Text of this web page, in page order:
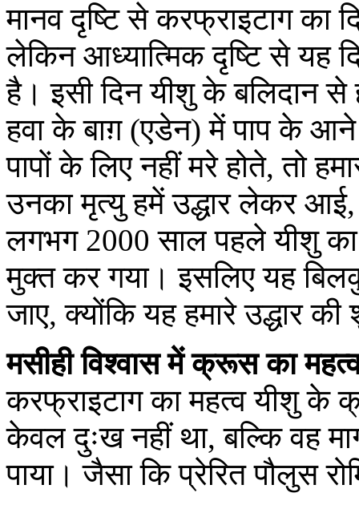
मानव दृष्टि से करफ्राइटाग का
लेकिन आध्यात्मिक दृष्टि से यह
है। इसी दिन यीशु के बलिदान से
हवा के बाग़ (एडेन) में पाप के
पापों के लिए नहीं मरे होते, तो
उनका मृत्यु हमें उद्धार लेकर
लगभग 2000 साल पहले यीशु
मुक्त कर गया। इसलिए यह
जाए, क्योंकि यह हमारे उद्धार
मसीही विश्वास में क्रूस का
करफ्राइटाग का महत्व यीशु के
केवल दुःख नहीं था, बल्कि वह
पाया। जैसा कि प्रेरित पौलुस